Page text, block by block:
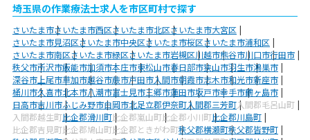
埼玉県の作業療法士求人を市区町村で探す
さいたま市さいたま市西区さいたま市北区さいたま市大宮区
さいたま市見沼区さいたま市中央区さいたま市桜区さいたま市浦和区
さいたま市南区さいたま市緑区さいたま市岩槻区川越市熊谷市川口市行田市
秩父市所沢市飯能市加須市本庄市東松山市春日部市狭山市羽生市鴻巣市
深谷市 上尾市草加市越谷市蕨市戸田市入間市朝霞市志木市和光市新座市
桶川市久喜市北本市八潮市富士見市三郷市蓮田市坂戸市幸手市鶴ヶ島市
日高市吉川市ふじみ野市白岡市北足立郡伊奈町入間郡三芳町入間郡毛呂山町
入間郡越生町比企郡滑川町比企郡嵐山町比企郡小川町比企郡川島町
比企郡吉見町比企郡鳩山町比企郡ときがわ町秩父郡横瀬町秩父郡皆野町